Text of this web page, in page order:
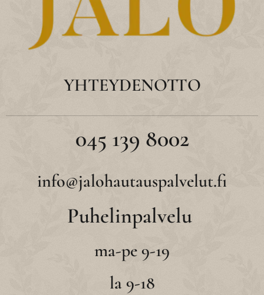
YHTEYDENOTTO
045 139 8002
info@jalohautauspalvelut.fi
Puhelinpalvelu
ma-pe 9-19
la 9-18